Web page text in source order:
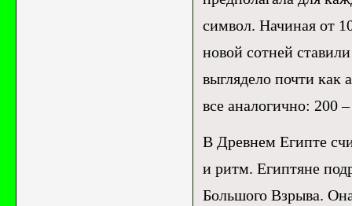
символ. Начиная от
новой сотней
выглядело почти как
все аналогично: 200
В Древнем Египте
и ритм. Египтяне
Большого Взрыва.